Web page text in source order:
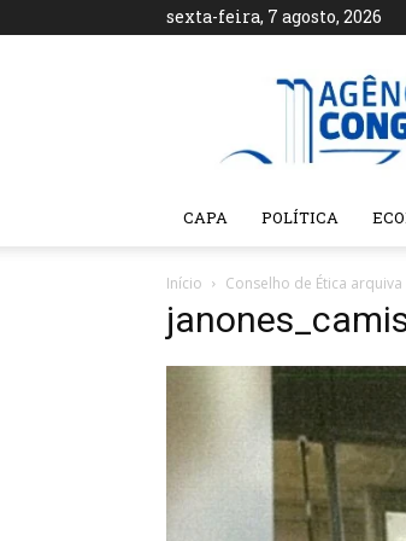
sexta-feira, 7 agosto, 2026
Agência
CAPA POLÍTICA
Início Conselho de Ética